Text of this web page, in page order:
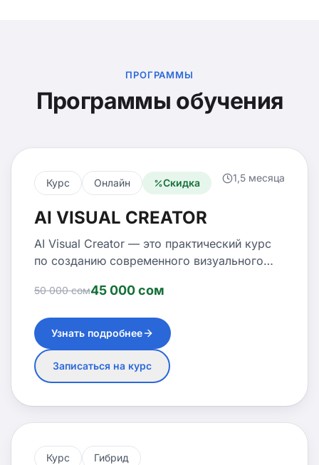
ПРОГРАММЫ
Программы обучения
Курс Онлайн Скидка 1,5 месяца
AI VISUAL CREATOR
AI Visual Creator — это практический курс
по созданию современного визуального
интеллекта. Вы научитесь создавать
цифровых аватаров, озвучку и
полноценные маркетинговые материалы
без навыков дизайна, видеомонтажа или
съемки. Курс построен по принципу «от
50 000 сом45 000 сом
Узнать подробнее
Записаться на курс
Курс Гибрид